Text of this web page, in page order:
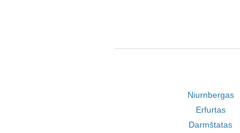
Niurnbergas
Erfurtas
Darmštatas